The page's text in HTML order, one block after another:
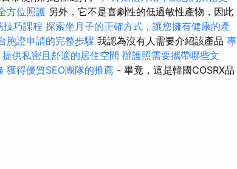
方位照護 另外，它不是喜劇性的低過敏性產物，因此
技巧課程 探索坐月子的正確方式，讓您擁有健康的產
胞證申請的完整步驟 我認為沒有人需要介紹該產品 專
供私密且舒適的居住空間 辦護照需要攜帶哪些文
獲得優質SEO團隊的推薦 - 畢竟，這是韓國COSRX品